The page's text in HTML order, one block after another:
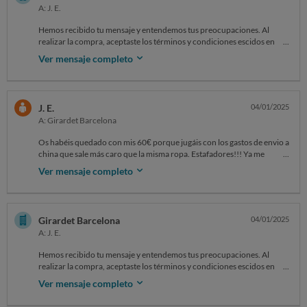
A: J. E.
Hemos recibido tu mensaje y entendemos tus preocupaciones. Al
realizar la compra, aceptaste los términos y condiciones escidos en
nuestra página web, los cuales incluyen nuestra política de
devoluciones:
Te sugerimos revisar la información enviada por correo sobre las
condiciones de devolución y contacto. Si necesitas más asistencia,
Saludos,
Andrea
On Sat, 4 Jan at 4:30 PM , Reclamar reclamar@ocu.org wrote: ‌‌‌‌‌‌‌‌‌‌‌‌‌‌‌‌‌‌‌‌‌‌‌‌‌‌‌‌‌‌‌‌‌‌‌‌‌‌‌‌‌‌‌‌‌‌‌‌‌‌‌‌‌‌‌‌‌‌‌‌
Ver mensaje completo
J. E.
A: Girardet Barcelona
04/01/2025
Os habéis quedado con mis 60€ porque jugáis con los gastos de envio a
china que sale más caro que la misma ropa. Estafadores!!! Ya me
encargaré de hacer una muy buena reseña de vuestra empresa. Sois
una máquina que responde no la empresa así. No compréis en esta
Ver mensaje completo
Girardet Barcelona
A: J. E.
04/01/2025
Hemos recibido tu mensaje y entendemos tus preocupaciones. Al
realizar la compra, aceptaste los términos y condiciones escidos en
nuestra página web, los cuales incluyen nuestra política de
devoluciones:
Ver mensaje completo